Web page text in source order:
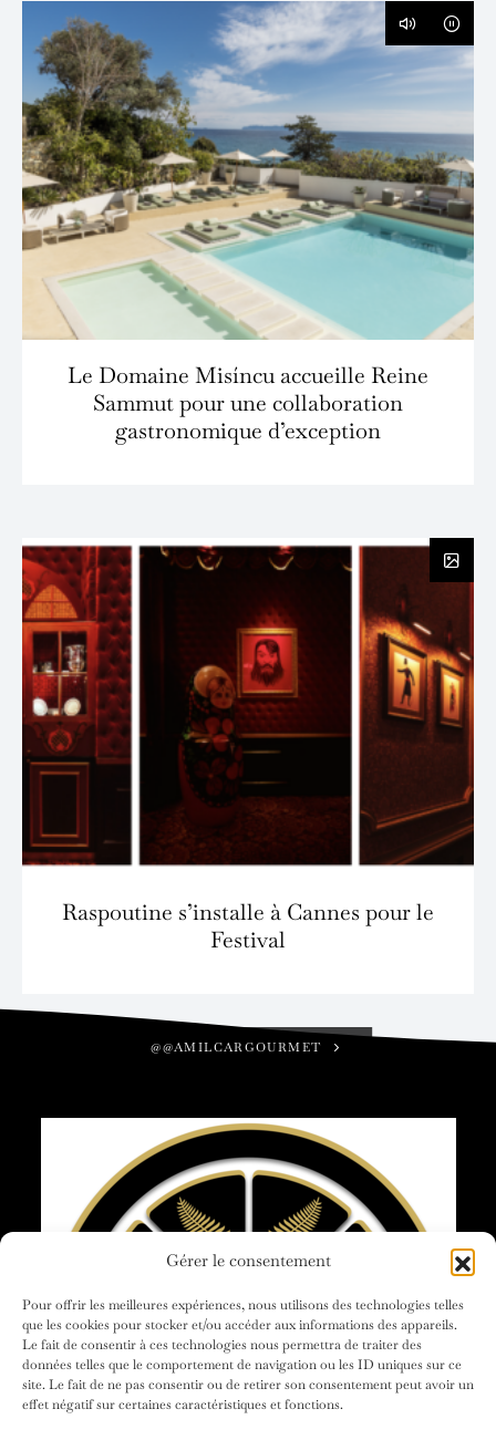
Gérer le consentement
Pour offrir les meilleures expériences, nous utilisons des technologies telles
que les cookies pour stocker et/ou accéder aux informations des appareils.
Le fait de consentir à ces technologies nous permettra de traiter des
données telles que le comportement de navigation ou les ID uniques sur ce
site. Le fait de ne pas consentir ou de retirer son consentement peut avoir un
effet négatif sur certaines caractéristiques et fonctions.
Le Domaine Misíncu accueille Reine
Sammut pour une collaboration
gastronomique d’exception
Raspoutine s’installe à Cannes pour le
Festival
@@AMILCARGOURMET